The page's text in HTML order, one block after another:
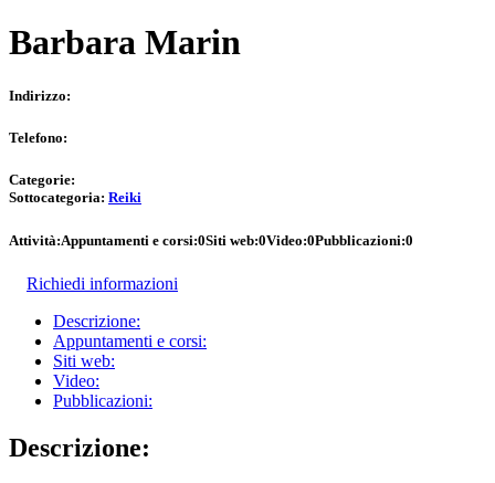
Barbara Marin
Indirizzo:
Telefono:
Categorie:
Sottocategoria: Reiki
Attività:Appuntamenti e corsi:0Siti web:0Video:0Pubblicazioni:0
Richiedi informazioni
Descrizione:
Appuntamenti e corsi:
Siti web:
Video:
Pubblicazioni:
Descrizione: